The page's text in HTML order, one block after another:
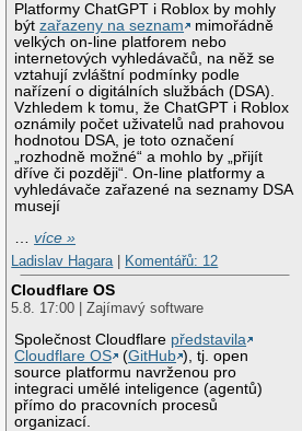
Platformy ChatGPT i Roblox by mohly
býtzařazeny na seznam
mimořádně
velkých on-line platforem nebo
internetových vyhledávačů, na něž se
vztahují zvláštní podmínky podle
nařízení o digitálních službách (DSA).
Vzhledem k tomu, že ChatGPT i Roblox
oznámily počet uživatelů nad prahovou
hodnotou DSA, je toto označení
„rozhodně možné“ a mohlo by „přijít
dříve či později“. On-line platformy a
vyhledávače zařazené na seznamy DSA
musejí
…více »
Ladislav Hagara| Komentářů: 12
Cloudflare OS
5.8. 17:00 | Zajímavý software
Společnost Cloudflare představila
Cloudflare OS
(GitHub ), tj. open
source platformu navrženou pro
integraci umělé inteligence (agentů)
přímo do pracovních procesů
organizací.